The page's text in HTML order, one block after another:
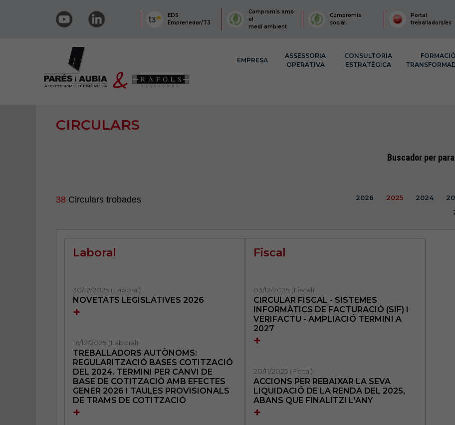
EDS
Emprenedor/T3
Compromís amb
el
medi ambient
Compromís
social
Portal
treballadors/es
EMPRESA
ASSESSORIA
OPERATIVA
CONSULTORIA
ESTRATÈGICA
FORMACIÓ
CIRCULARS
Buscador per
38 Circulars trobades 2026 2025 2024
Laboral
30/12/2025 (Laboral)
NOVETATS LEGISLATIVES 2026
+
16/12/2025 (Laboral)
TREBALLADORS AUTÒNOMS:
REGULARITZACIÓ BASES COTITZACIÓ
DEL 2024. TERMINI PER CANVI DE
BASE DE COTITZACIÓ AMB EFECTES
GENER 2026 I TAULES PROVISIONALS
DE TRAMS DE COTITZACIÓ
+
Fiscal
03/12/2025 (Fiscal)
CIRCULAR FISCAL - SISTEMES
INFORMÀTICS DE FACTURACIÓ (SIF) I
VERIFACTU - AMPLIACIÓ TERMINI A
2027
+
20/11/2025 (Fiscal)
ACCIONS PER REBAIXAR LA SEVA
LIQUIDACIÓ DE LA RENDA DEL 2025,
ABANS QUE FINALITZI L'ANY
+